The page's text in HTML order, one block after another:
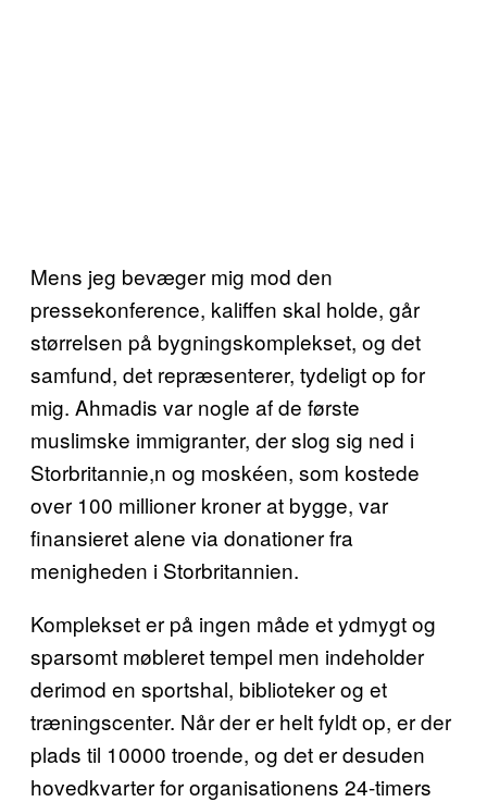
Mens jeg bevæger mig mod den
pressekonference, kaliffen skal holde, går
størrelsen på bygningskomplekset, og det
samfund, det repræsenterer, tydeligt op for
mig. Ahmadis var nogle af de første
muslimske immigranter, der slog sig ned i
Storbritannie,n og moskéen, som kostede
over 100 millioner kroner at bygge, var
finansieret alene via donationer fra
menigheden i Storbritannien.
Komplekset er på ingen måde et ydmygt og
sparsomt møbleret tempel men indeholder
derimod en sportshal, biblioteker og et
træningscenter. Når der er helt fyldt op, er der
plads til 10000 troende, og det er desuden
hovedkvarter for organisationens 24-timers